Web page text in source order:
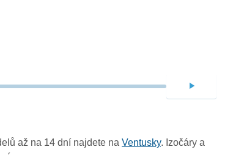
Dnes (Pá 07.08.) – 12:00 – (nelze načíst)
až na 14 dní najdete naVentusky. Izočáry a